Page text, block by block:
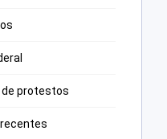
de protestos